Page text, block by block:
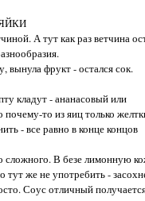
А тут как раз ветчина
вынула фрукт - остался сок.
кладут - ананасовый или
почему-то из яиц только
- все равно в конце концов
сложного. В безе лимонную
тут же не употребить -
Соус отличный